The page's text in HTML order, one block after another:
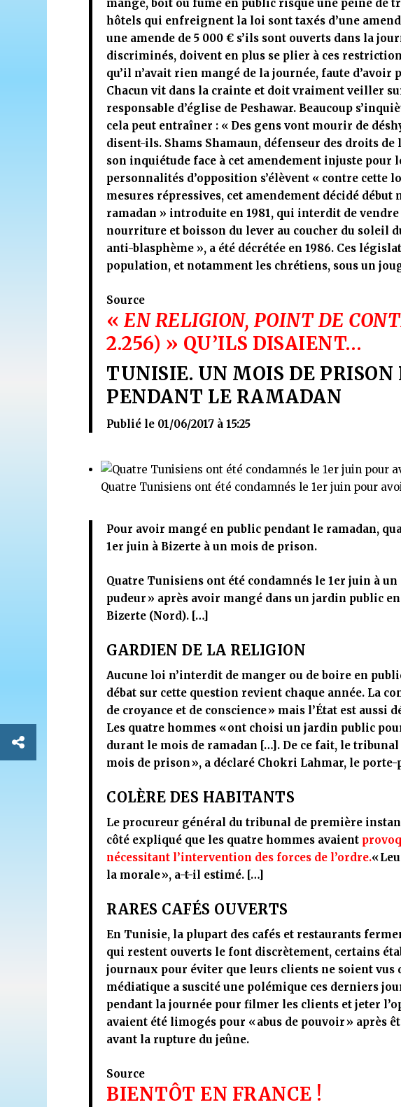
mange, boit ou fume en public risque une peine de
hôtels qui enfreignent la loi sont taxés d’une
une amende de 5 000 € s’ils sont ouverts dans la
discriminés, doivent en plus se plier à ces
qu’il n’avait rien mangé de la journée, faute
Chacun vit dans la crainte et doit vraiment veiller
responsable d’église de Peshawar. Beaucoup
cela peut entraîner : « Des gens vont mourir de
disent-ils. Shams Shamaun, défenseur des droits de
son inquiétude face à cet amendement injuste
personnalités d’opposition s’élèvent « contre cette
mesures répressives, cet amendement décidé
ramadan » introduite en 1981, qui interdit de
nourriture et boisson du lever au coucher du soleil
anti-blasphème », a été décrétée en 1986. Ces
population, et notamment les chrétiens, sous un
Source
«EN RELIGION, POINT DE
2.256) » QU’ILS DISAIENT…
TUNISIE. UN MOIS DE
PENDANT LE RAMADAN
Publié le 01/06/2017 à 15:25
Quatre Tunisiens ont été condamnés le 1er juin pour
Pour avoir mangé en public pendant le ramadan,
1er juin à Bizerte à un mois de prison.
Quatre Tunisiens ont été condamnés le 1er juin à un
pudeur » après avoir mangé dans un jardin public
Bizerte (Nord). […]
GARDIEN DE LA RELIGION
Aucune loi n’interdit de manger ou de boire en
débat sur cette question revient chaque année. La
de croyance et de conscience » mais l’État est aussi
Les quatre hommes « ont choisi un jardin public
durant le mois de ramadan […]. De ce fait, le
mois de prison », a déclaré Chokri Lahmar, le
COLÈRE DES HABITANTS
Le procureur général du tribunal de première
côté expliqué que les quatre hommes avaient
nécessitant l’intervention des forces de l’ordre.«
la morale », a-t-il estimé. […]
RARES CAFÉS OUVERTS
En Tunisie, la plupart des cafés et restaurants
qui restent ouverts le font discrètement, certains
journaux pour éviter que leurs clients ne soient vus
médiatique a suscité une polémique ces derniers
pendant la journée pour filmer les clients et jeter
avaient été limogés pour « abus de pouvoir » après
avant la rupture du jeûne.
Source
BIENTÔT EN FRANCE !